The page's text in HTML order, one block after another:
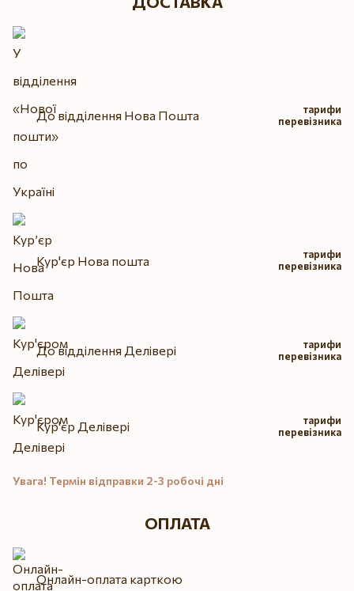
До відділення Нова Пошта
тарифи
перевізника
Кур'єр Нова пошта
тарифи
перевізника
До відділення Делівері
тарифи
перевізника
Кур'єр Делівері
тарифи
перевізника
Увага! Термін відправки 2-3 робочі дні
ОПЛАТА
Онлайн-оплата карткою